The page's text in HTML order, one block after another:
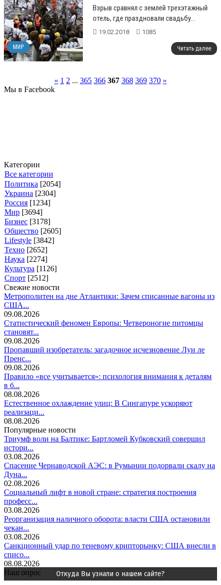
МИР
Взрыв сравнял с землей трехэтажный
отель, где праздновали свадьбу...
19.02.2018 1085
Читать далее
« 1 2 ... 365 366 367 368 369 370 »
Мы в Facebook
Категории
Все категории
Политика [2054]
Украина [2304]
Россия [1234]
Мир [3694]
Бизнес [3178]
Общество [2605]
Lifestyle [3842]
Техно [2652]
Наука [2274]
Культура [1126]
Спорт [2512]
Свежие новости
Метрополитен на дне Атлантики: Зачем списанные вагоны из
США...
09.08.2026
Статистический феномен Европы: Четвероногие питомцы
становят...
09.08.2026
Пропавший изобретатель: загадочное исчезновение Луи ле
Пренс...
09.08.2026
Правило «все учитывается»: психология внимания к деталям
в б...
08.08.2026
Естественное охлаждение улиц: В Сингапуре ускоряют
реализаци...
08.08.2026
Популярные новости
Триумф воли на Балтике: Бартломей Кубковский совершил
истори...
03.08.2026
Спасение Чернаводской АЭС: в Румынии подорвали скалу на
Дуна...
02.08.2026
Социальный лифт в новой стране: стратегия построения
професс...
03.08.2026
Реорганизация наличного оборота: власти США остановили
чекан...
03.08.2026
Санкционный удар по теневому крипторынку: США внесли в
списо...
08.08.2026
Наш опрос
Откуда Вы узнали о нашем сайте?